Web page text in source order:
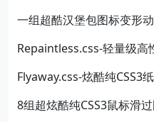
一组超酷汉堡包图标变形
Repaintless.css-轻量级高
Flyaway.css-炫酷纯CSS3
8组超炫酷纯CSS3鼠标滑